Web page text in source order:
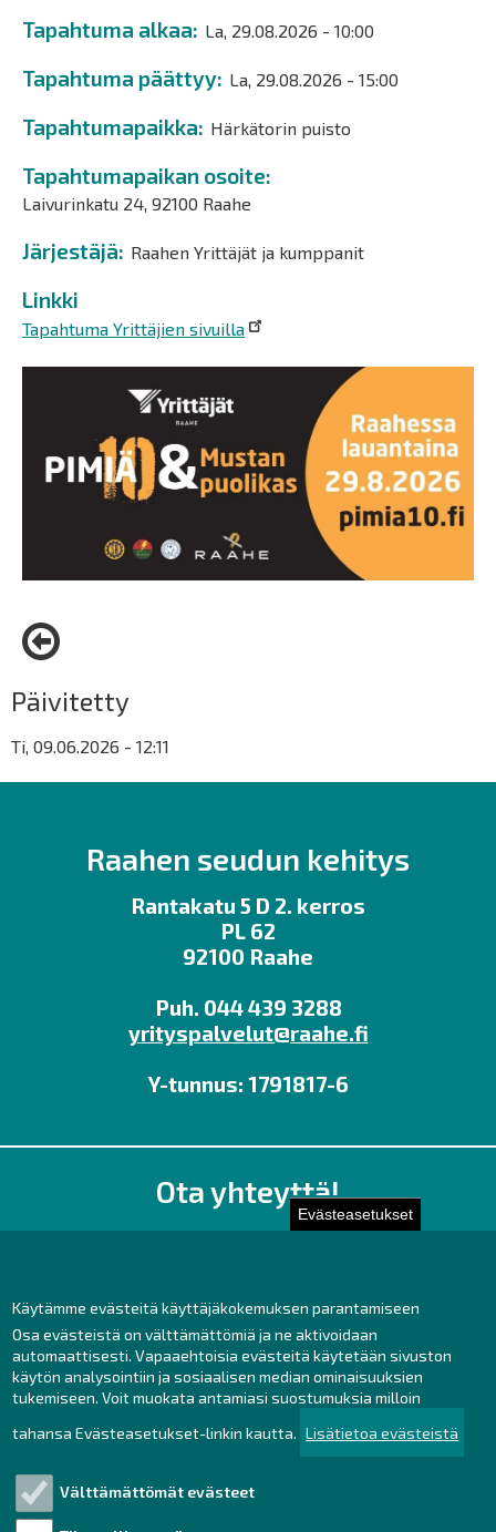
Evästeasetukset
Käytämme evästeitä käyttäjäkokemuksen parantamiseen
Osa evästeistä on välttämättömiä ja ne aktivoidaan
automaattisesti. Vapaaehtoisia evästeitä käytetään sivuston
käytön analysointiin ja sosiaalisen median ominaisuuksien
tukemiseen. Voit muokata antamiasi suostumuksia milloin
tahansa Evästeasetukset-linkin kautta. Lisätietoa evästeistä
Välttämättömät evästeet
Tapahtuma alkaa La, 29.08.2026 - 10:00
Tapahtuma päättyy La, 29.08.2026 - 15:00
Tapahtumapaikka Härkätorin puisto
Tapahtumapaikan osoite
Laivurinkatu 24, 92100 Raahe
Järjestäjä Raahen Yrittäjät ja kumppanit
Linkki
Tapahtuma Yrittäjien sivuilla
Päivitetty
Ti, 09.06.2026 - 12:11
Raahen seudun kehitys
Rantakatu 5 D 2. kerros
PL 62
92100 Raahe
Puh. 044 439 3288
yrityspalvelut@raahe.fi
Y-tunnus: 1791817-6
Ota yhteyttä!
Toimisto
Facebook
Instagram
LinkedIn
Tutustu!